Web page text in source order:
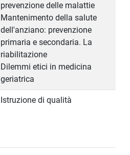
prevenzione delle malattie
Mantenimento della salute
dell'anziano: prevenzione
primaria e secondaria. La
riabilitazione
Dilemmi etici in medicina
geriatrica
Istruzione di qualità